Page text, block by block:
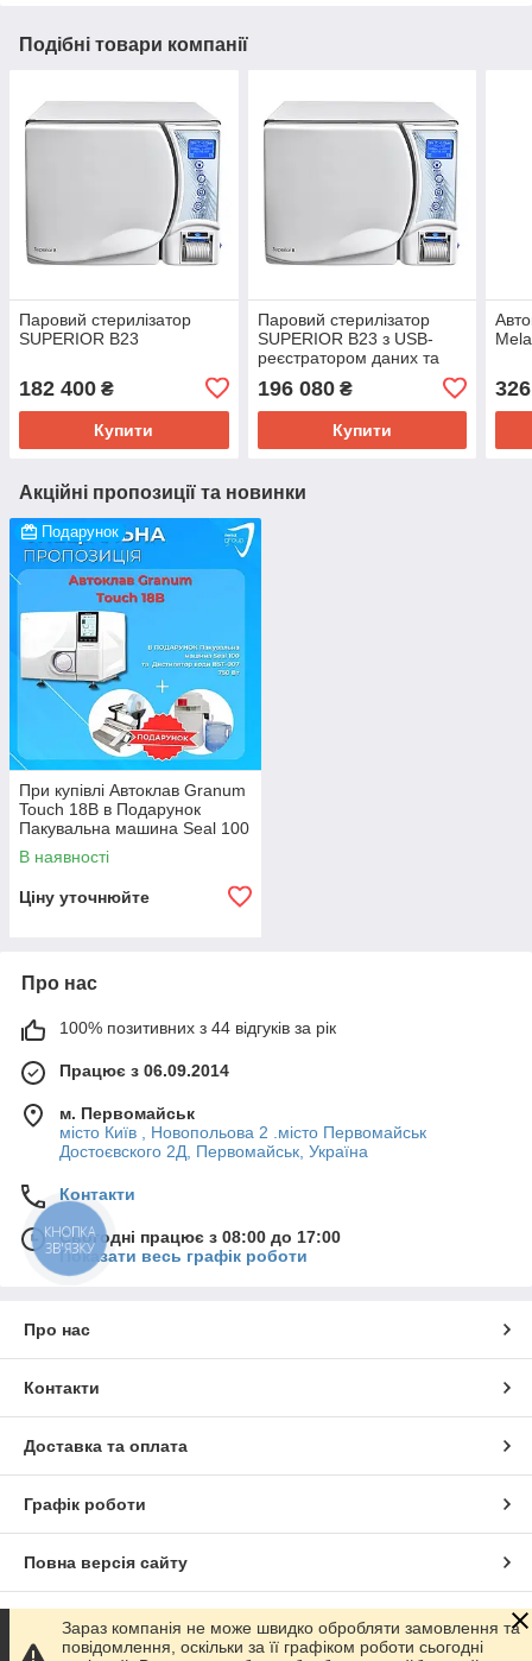
Подібні товари компанії
Паровий стерилізатор
SUPERIOR B23
182 400 ₴
Купити
Паровий стерилізатор
SUPERIOR B23 з USB-
реєстратором даних та
системою очищення води
ROSI
196 080₴
Купити
Акційні пропозиції та новинки
Подарунок
При купівлі Автоклав Granum
Touch 18B в Подарунок
Пакувальна машина Seal 100
та Дистилятор води
(аквадистилятор) BST-007,
В наявності
Ціну уточнюйте
Про нас
100% позитивних з 44 відгуків за рік
Працює з 06.09.2014
м. Первомайськ
місто Київ , Новопольова 2 .місто Первомайськ
Достоєвского 2Д, Первомайськ, Україна
Контакти
Сьогодні працює з 08:00 до 17:00
Показати весь графік роботи
Про нас
Контакти
Доставка та оплата
Графік роботи
Повна версія сайту
Сайт створено на маркетплейсі Prom.ua
Зараз компанія не може швидко обробляти замовлення та
повідомлення, оскільки за її графіком роботи сьогодні
КНОПКА
ЗВ'ЯЗКУ